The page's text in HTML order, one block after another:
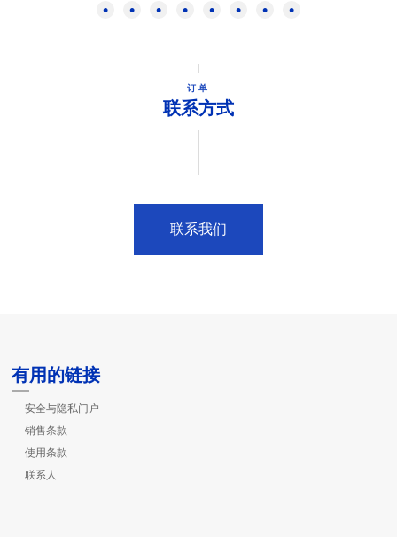
订单
联系方式
联系我们
有用的链接
安全与隐私门户
销售条款
使用条款
联系人